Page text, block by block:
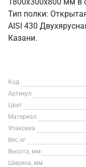
Тип полки:
AISI 430
Казани.
Код
Артикул
Цвет
Материал
Упаковка
Вес, кг
Высота, мм
Ширина, мм